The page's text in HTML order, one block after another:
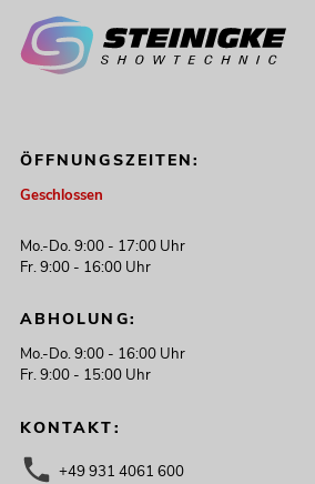
ÖFFNUNGSZEITEN:
Geschlossen
Mo.-Do. 9:00 - 17:00 Uhr
Fr. 9:00 - 16:00 Uhr
ABHOLUNG:
Mo.-Do. 9:00 - 16:00 Uhr
Fr. 9:00 - 15:00 Uhr
KONTAKT:
+49 931 4061 600